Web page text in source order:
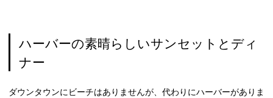
ハーバーの素晴らしいサンセットとディ
ナー
ダウンタウンにビーチはありませんが、代わりにハーバーがありま